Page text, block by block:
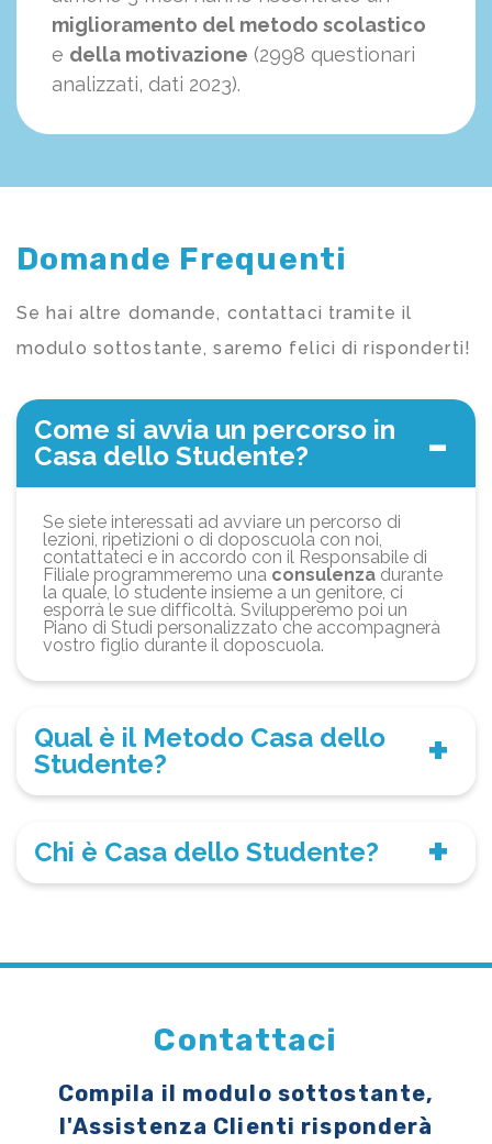
miglioramento del metodo scolastico
e della motivazione (2998 questionari
analizzati, dati 2023).
Domande Frequenti
Se hai altre domande, contattaci tramite il
modulo sottostante, saremo felici di risponderti!
Come si avvia un percorso in
Casa dello Studente?
Se siete interessati ad avviare un percorso di
lezioni, ripetizioni o di doposcuola con noi,
contattateci e in accordo con il Responsabile di
Filiale programmeremo una consulenza durante
la quale, lo studente insieme a un genitore, ci
esporrà le sue difficoltà. Svilupperemo poi un
Piano di Studi personalizzato che accompagnerà
vostro figlio durante il doposcuola.
Qual è il Metodo Casa dello
Studente?
Chi è Casa dello Studente?
Contattaci
Compila il modulo sottostante,
l'Assistenza Clienti risponderà